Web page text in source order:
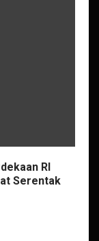
RI
Serentak